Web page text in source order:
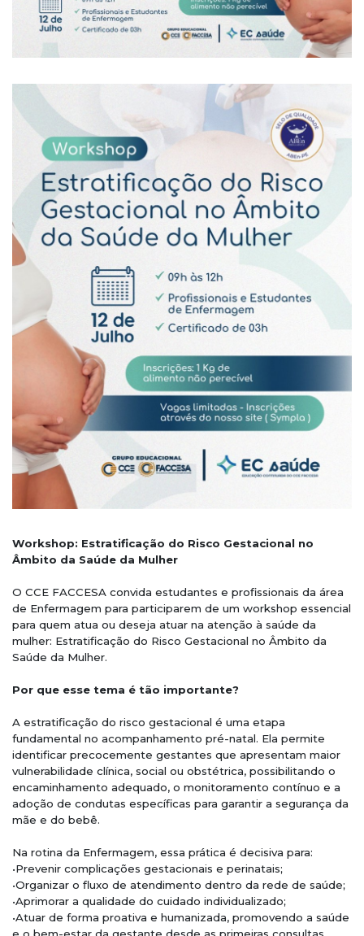
Workshop: Estratificação do Risco Gestacional no
Âmbito da Saúde da Mulher
O CCE FACCESA convida estudantes e profissionais da área
de Enfermagem para participarem de um workshop essencial
para quem atua ou deseja atuar na atenção à saúde da
mulher: Estratificação do Risco Gestacional no Âmbito da
Saúde da Mulher.
Por que esse tema é tão importante?
A estratificação do risco gestacional é uma etapa
fundamental no acompanhamento pré-natal. Ela permite
identificar precocemente gestantes que apresentam maior
vulnerabilidade clínica, social ou obstétrica, possibilitando o
encaminhamento adequado, o monitoramento contínuo e a
adoção de condutas específicas para garantir a segurança da
mãe e do bebê.
Na rotina da Enfermagem, essa prática é decisiva para:
•Prevenir complicações gestacionais e perinatais;
•Organizar o fluxo de atendimento dentro da rede de saúde;
•Aprimorar a qualidade do cuidado individualizado;
•Atuar de forma proativa e humanizada, promovendo a saúde